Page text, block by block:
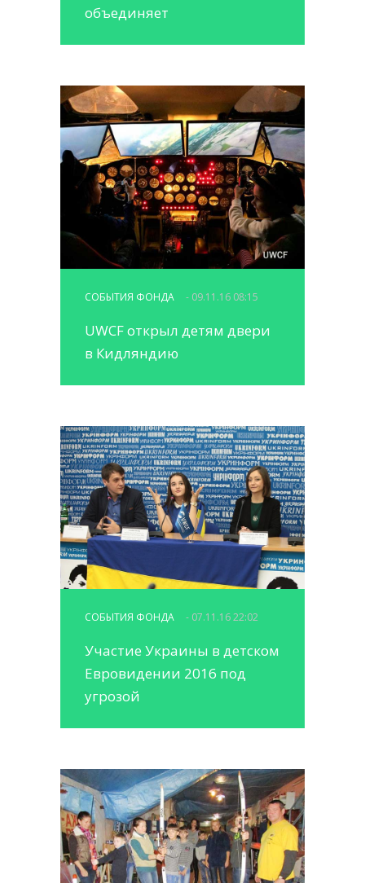
объединяет
СОБЫТИЯ ФОНДА - 09.11.16 08:15
UWCF открыл детям двери
в Кидляндию
СОБЫТИЯ ФОНДА - 07.11.16 22:02
Участие Украины в детском
Евровидении 2016 под
угрозой